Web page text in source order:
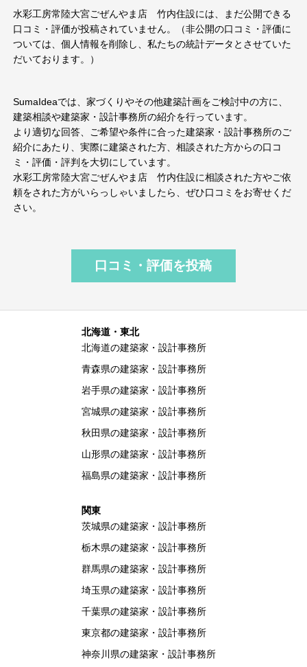
水彩工房常陸大宮ごぜんやま店 竹内住設には、まだ公開できる
口コミ・評価が投稿されていません。（非公開の口コミ・評価に
ついては、個人情報を削除し、私たちの統計データとさせていた
だいております。）
SumaIdeaでは、家づくりやその他建築計画をご検討中の方に、
建築相談や建築家・設計事務所の紹介を行っています。
より適切な回答、ご希望や条件に合った建築家・設計事務所のご
紹介にあたり、実際に建築された方、相談された方からの口コ
ミ・評価・評判を大切にしています。
水彩工房常陸大宮ごぜんやま店 竹内住設に相談された方やご依
頼をされた方がいらっしゃいましたら、ぜひ口コミをお寄せくだ
さい。
口コミ・評価を投稿
北海道・東北
北海道の建築家・設計事務所
青森県の建築家・設計事務所
岩手県の建築家・設計事務所
宮城県の建築家・設計事務所
秋田県の建築家・設計事務所
山形県の建築家・設計事務所
福島県の建築家・設計事務所
関東
茨城県の建築家・設計事務所
栃木県の建築家・設計事務所
群馬県の建築家・設計事務所
埼玉県の建築家・設計事務所
千葉県の建築家・設計事務所
東京都の建築家・設計事務所
神奈川県の建築家・設計事務所